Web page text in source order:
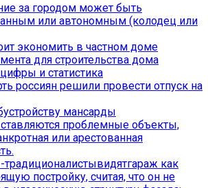
за городом может быть
или автономным (колодец или
экономить в частном доме
для строительства дома
и статистика
россиян решили провести отпуск на
мансарды
проблемные объекты,
или арестованная
традиционалистывидятгараж как
постройку, считая, что он не